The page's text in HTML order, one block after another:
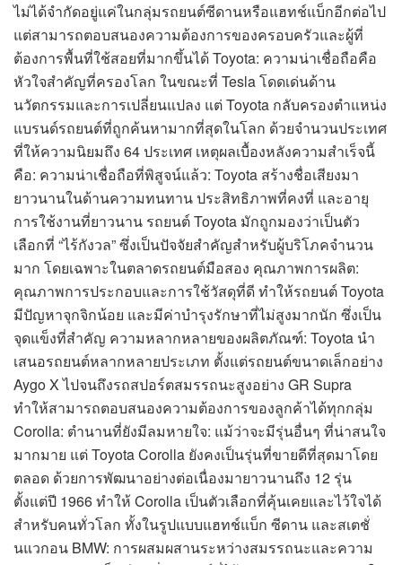
ไม่ได้จำกัดอยู่แค่ในกลุ่มรถยนต์ซีดานหรือแฮทช์แบ็กอีกต่อไป
แต่สามารถตอบสนองความต้องการของครอบครัวและผู้ที่
ต้องการพื้นที่ใช้สอยที่มากขึ้นได้ Toyota: ความน่าเชื่อถือคือ
หัวใจสำคัญที่ครองโลก ในขณะที่ Tesla โดดเด่นด้าน
นวัตกรรมและการเปลี่ยนแปลง แต่ Toyota กลับครองตำแหน่ง
แบรนด์รถยนต์ที่ถูกค้นหามากที่สุดในโลก ด้วยจำนวนประเทศ
ที่ให้ความนิยมถึง 64 ประเทศ เหตุผลเบื้องหลังความสำเร็จนี้
คือ: ความน่าเชื่อถือที่พิสูจน์แล้ว: Toyota สร้างชื่อเสียงมา
ยาวนานในด้านความทนทาน ประสิทธิภาพที่คงที่ และอายุ
การใช้งานที่ยาวนาน รถยนต์ Toyota มักถูกมองว่าเป็นตัว
เลือกที่ “ไร้กังวล” ซึ่งเป็นปัจจัยสำคัญสำหรับผู้บริโภคจำนวน
มาก โดยเฉพาะในตลาดรถยนต์มือสอง คุณภาพการผลิต:
คุณภาพการประกอบและการใช้วัสดุที่ดี ทำให้รถยนต์ Toyota
มีปัญหาจุกจิกน้อย และมีค่าบำรุงรักษาที่ไม่สูงมากนัก ซึ่งเป็น
จุดแข็งที่สำคัญ ความหลากหลายของผลิตภัณฑ์: Toyota นำ
เสนอรถยนต์หลากหลายประเภท ตั้งแต่รถยนต์ขนาดเล็กอย่าง
Aygo X ไปจนถึงรถสปอร์ตสมรรถนะสูงอย่าง GR Supra
ทำให้สามารถตอบสนองความต้องการของลูกค้าได้ทุกกลุ่ม
Corolla: ตำนานที่ยังมีลมหายใจ: แม้ว่าจะมีรุ่นอื่นๆ ที่น่าสนใจ
มากมาย แต่ Toyota Corolla ยังคงเป็นรุ่นที่ขายดีที่สุดมาโดย
ตลอด ด้วยการพัฒนาอย่างต่อเนื่องมายาวนานถึง 12 รุ่น
ตั้งแต่ปี 1966 ทำให้ Corolla เป็นตัวเลือกที่คุ้นเคยและไว้ใจได้
สำหรับคนทั่วโลก ทั้งในรูปแบบแฮทช์แบ็ก ซีดาน และสเตชั่
นแวกอน BMW: การผสมผสานระหว่างสมรรถนะและความ